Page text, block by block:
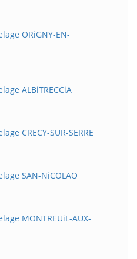
ORiGNY-EN-
ALBiTRECCiA
CRECY-SUR-SERRE
SAN-NiCOLAO
MONTREUiL-AUX-